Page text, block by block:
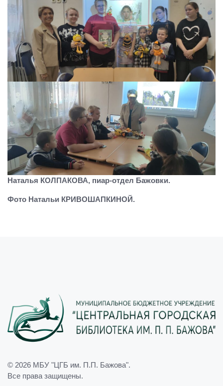
Наталья КОЛПАКОВА, пиар-отдел Бажовки.
Фото Натальи КРИВОШАПКИНОЙ.
© 2026 МБУ "ЦГБ им. П.П. Бажова".
Все права защищены.